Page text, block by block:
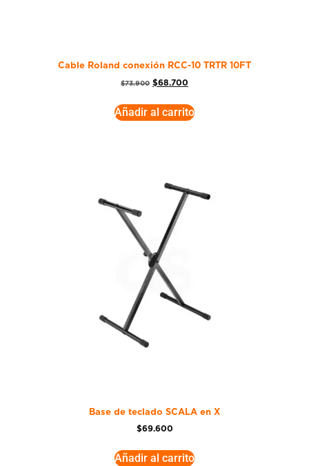
Cable Roland conexión RCC-10 TRTR 10FT
$73.900 $68.700
Añadir al carrito
Base de teclado SCALA en X
$69.600
Añadir al carrito